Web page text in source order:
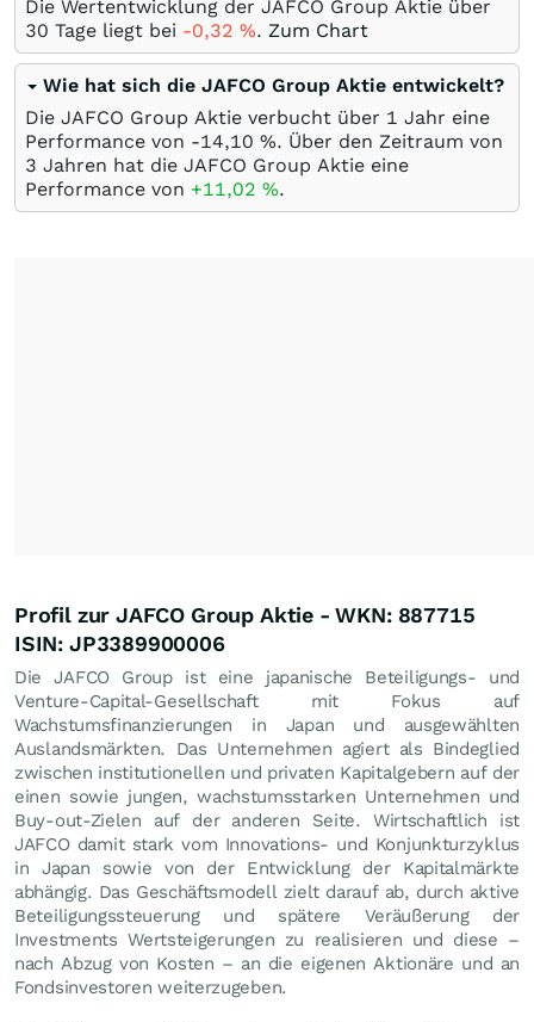
Die Wertentwicklung der JAFCO Group Aktie über
30 Tage liegt bei -0,32 %. Zum Chart
Wie hat sich die JAFCO Group Aktie entwickelt?
Die JAFCO Group Aktie verbucht über 1 Jahr eine
Performance von -14,10 %. Über den Zeitraum von
3 Jahren hat die JAFCO Group Aktie eine
Performance von +11,02 %.
Profil zur JAFCO Group Aktie - WKN: 887715
ISIN: JP3389900006
Die JAFCO Group ist eine japanische Beteiligungs- und
Venture-Capital-Gesellschaft mit Fokus auf
Wachstumsfinanzierungen in Japan und ausgewählten
Auslandsmärkten. Das Unternehmen agiert als Bindeglied
zwischen institutionellen und privaten Kapitalgebern auf der
einen sowie jungen, wachstumsstarken Unternehmen und
Buy-out-Zielen auf der anderen Seite. Wirtschaftlich ist
JAFCO damit stark vom Innovations- und Konjunkturzyklus
in Japan sowie von der Entwicklung der Kapitalmärkte
abhängig. Das Geschäftsmodell zielt darauf ab, durch aktive
Beteiligungssteuerung und spätere Veräußerung der
Investments Wertsteigerungen zu realisieren und diese –
nach Abzug von Kosten – an die eigenen Aktionäre und an
Fondsinvestoren weiterzugeben.